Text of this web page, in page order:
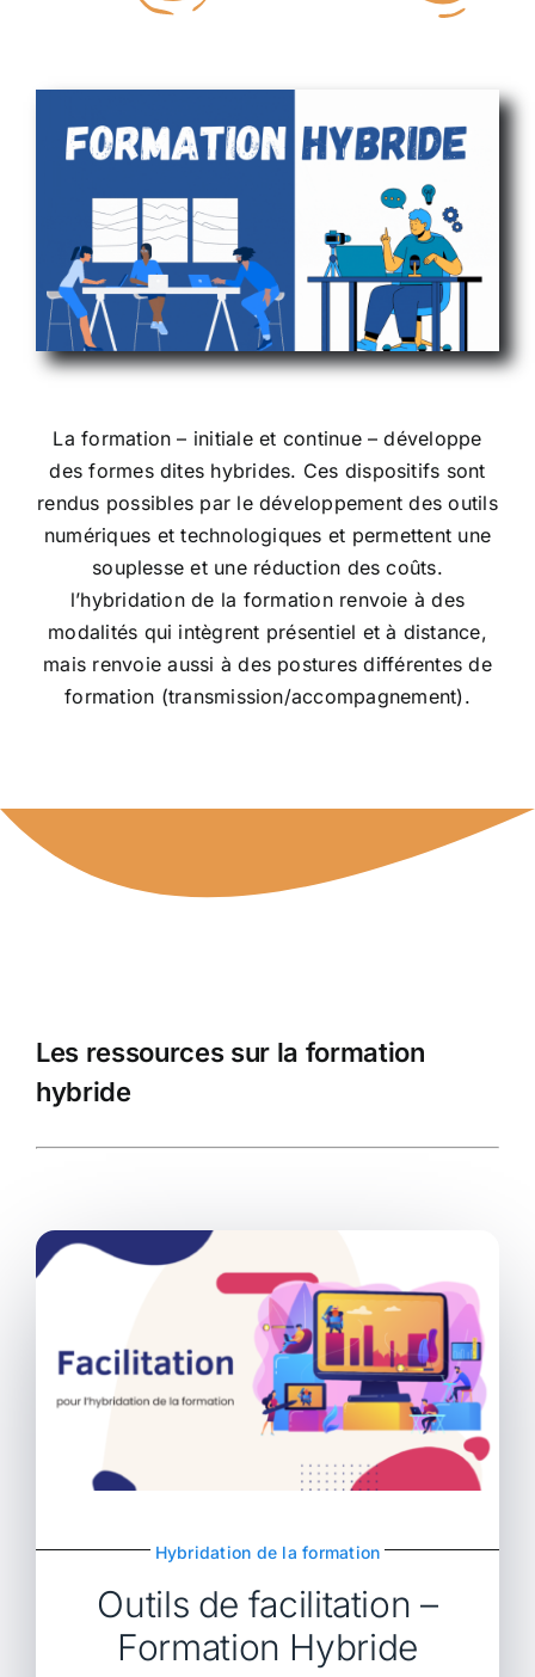
SDN
RESSOURCES
FORMATION
La formation – initiale et continue – développe
des formes dites hybrides. Ces dispositifs sont
rendus possibles par le développement des outils
numériques et technologiques et permettent une
souplesse et une réduction des coûts.
l’hybridation de la formation renvoie à des
modalités qui intègrent présentiel et à distance,
mais renvoie aussi à des postures différentes de
formation (transmission/accompagnement).
Les ressources sur la formation
hybride
Hybridation de la formation
Outils de facilitation –
Formation Hybride